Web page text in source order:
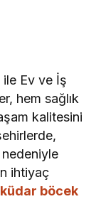
Ev ve İş
hem sağlık
kalitesini
nedeniyle
ihtiyaç
böcek